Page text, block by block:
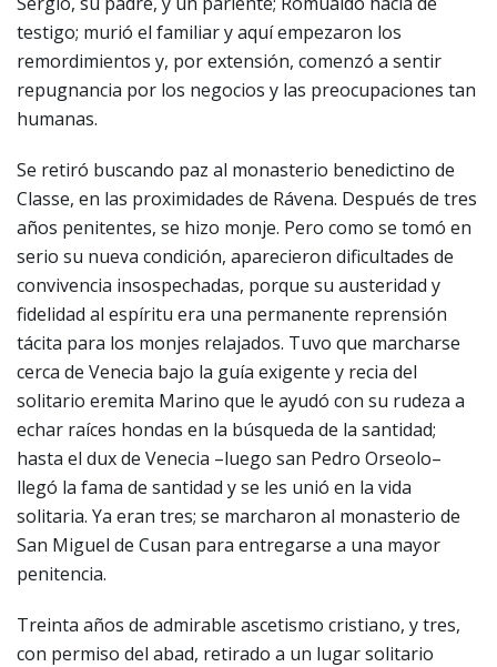
testigo; murió el familiar y aquí empezaron los
remordimientos y, por extensión, comenzó a sentir
repugnancia por los negocios y las preocupaciones tan
humanas.
Se retiró buscando paz al monasterio benedictino de
Classe, en las proximidades de Rávena. Después de tres
años penitentes, se hizo monje. Pero como se tomó en
serio su nueva condición, aparecieron dificultades de
convivencia insospechadas, porque su austeridad y
fidelidad al espíritu era una permanente reprensión
tácita para los monjes relajados. Tuvo que marcharse
cerca de Venecia bajo la guía exigente y recia del
solitario eremita Marino que le ayudó con su rudeza a
echar raíces hondas en la búsqueda de la santidad;
hasta el dux de Venecia –luego san Pedro Orseolo–
llegó la fama de santidad y se les unió en la vida
solitaria. Ya eran tres; se marcharon al monasterio de
San Miguel de Cusan para entregarse a una mayor
penitencia.
Treinta años de admirable ascetismo cristiano, y tres,
con permiso del abad, retirado a un lugar solitario